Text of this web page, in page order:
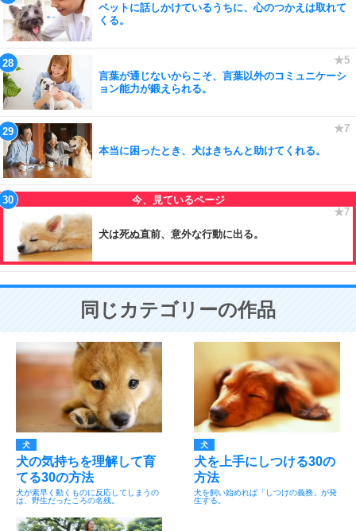
ペットに話しかけているうちに、心のつかえは取れて
くる。
言葉が通じないからこそ、言葉以外のコミュニケーシ
ョン能力が鍛えられる。
本当に困ったとき、犬はきちんと助けてくれる。
犬は死ぬ直前、意外な行動に出る。
同じカテゴリーの作品
犬
犬の気持ちを理解して育
てる30の方法
犬が素早く動くものに反応してしまうの
は、野生だったころの名残。
犬
犬を上手にしつける30の
方法
犬を飼い始めれば「しつけの義務」が発
生する。